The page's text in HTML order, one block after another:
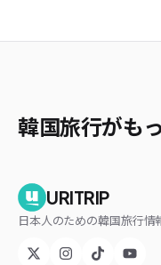
韓国旅行がも
URITRIP
日本人のための韓国旅行情